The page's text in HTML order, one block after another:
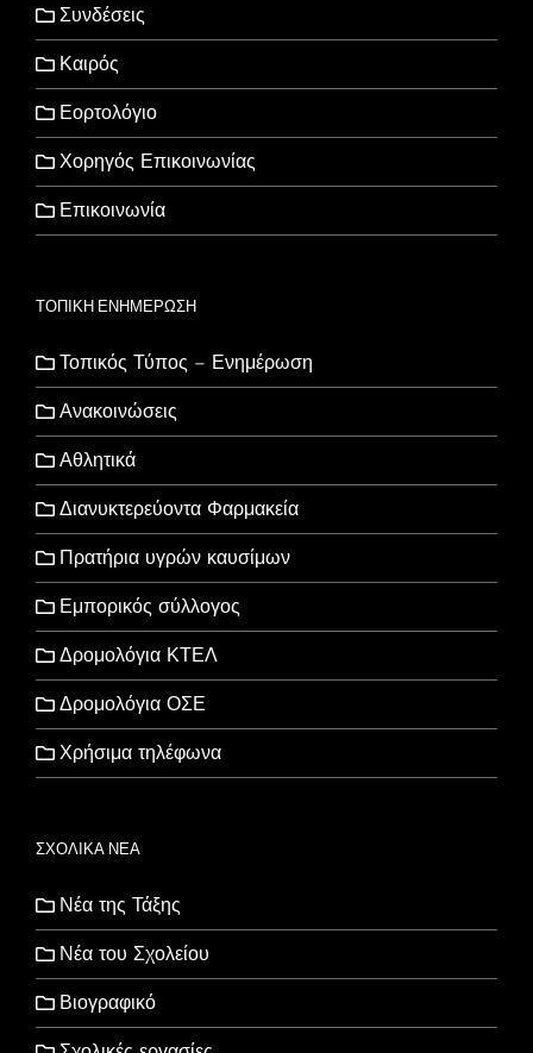
Συνδέσεις
Καιρός
Εορτολόγιο
Χορηγός Επικοινωνίας
Επικοινωνία
ΤΟΠΙΚΗ ΕΝΗΜΕΡΩΣΗ
Τοπικός Τύπος – Ενημέρωση
Ανακοινώσεις
Αθλητικά
Διανυκτερεύοντα Φαρμακεία
Πρατήρια υγρών καυσίμων
Εμπορικός σύλλογος
Δρομολόγια ΚΤΕΛ
Δρομολόγια ΟΣΕ
Χρήσιμα τηλέφωνα
ΣΧΟΛΙΚΑ ΝΕΑ
Νέα της Τάξης
Νέα του Σχολείου
Βιογραφικό